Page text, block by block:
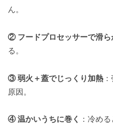
ん。
② フードプロセッサーで滑ら
る。
③ 弱火＋蓋でじっくり加熱
原因。
④ 温かいうちに巻く ：冷め